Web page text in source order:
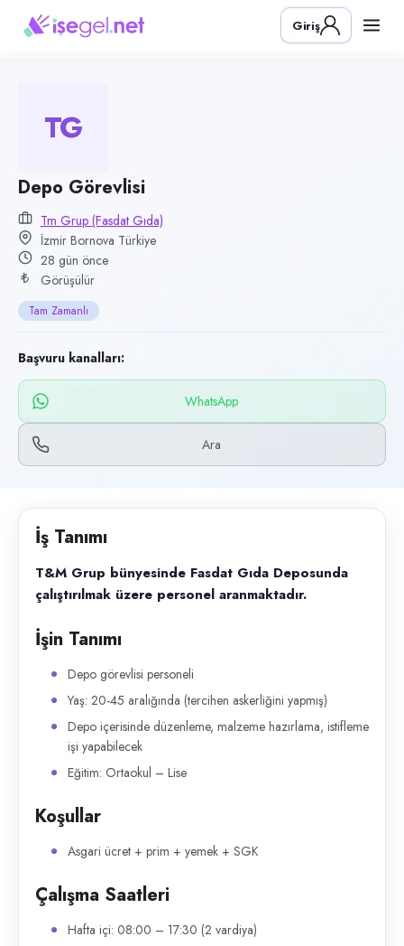
Pozisyon
Depo Görevlisi
Kategori
Konum
Bornova, İzmir
Çalışma şekli
Tam Zamanlı · Ofis
Yayın tarihi
11 Temmuz 2026
Son geçerlilik
9 Ekim 2026
Başvuru kanalları
WhatsApp, Telefon
T&M Grup bünyesinde Fasdat Gıda Deposunda çalıştırılmak
Giriş
TG
Depo Görevlisi
Tm Grup (Fasdat Gıda)
İzmir Bornova Türkiye
28 gün önce
Görüşülür
Tam Zamanlı
Başvuru kanalları:
WhatsApp
Ara
İş Tanımı
T&M Grup bünyesinde Fasdat Gıda Deposunda
çalıştırılmak üzere personel aranmaktadır.
İşin Tanımı
Depo görevlisi personeli
Yaş: 20-45 aralığında (tercihen askerliğini yapmış)
Depo içerisinde düzenleme, malzeme hazırlama, istifleme
işi yapabilecek
Eğitim: Ortaokul – Lise
Koşullar
Asgari ücret + prim + yemek + SGK
Çalışma Saatleri
Hafta içi: 08:00 – 17:30 (2 vardiya)